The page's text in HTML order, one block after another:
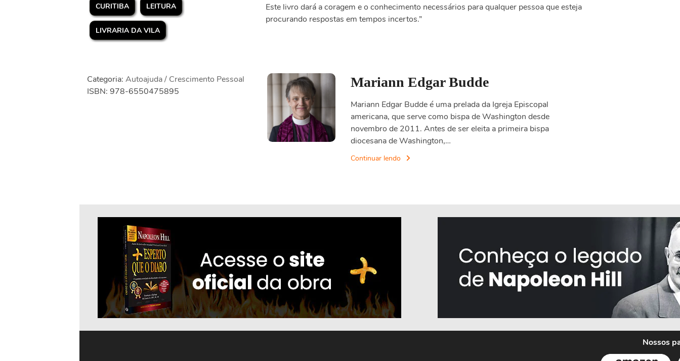
CURITIBA LEITURA
LIVRARIA DA VILA
Este livro dará a coragem e o conhecimento necessários para qualquer pessoa que esteja
procurando respostas em tempos incertos.”
Categoria: Autoajuda / Crescimento Pessoal
ISBN: 978-6550475895
Mariann Edgar Budde
Mariann Edgar Budde é uma prelada da Igreja Episcopal
americana, que serve como bispa de Washington desde
novembro de 2011. Antes de ser eleita a primeira bispa
diocesana de Washington,…
Continuar lendo
Nossos